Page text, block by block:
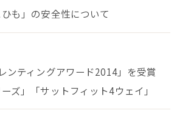
も」の安全性について
ンティングアワード2014」を受賞
ーズ」「サットフィット4ウェイ」